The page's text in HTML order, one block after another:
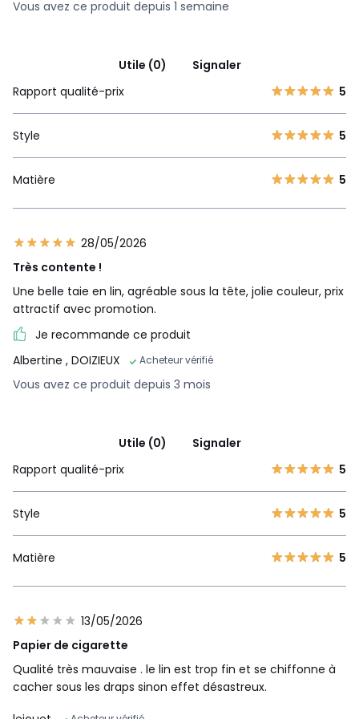
Vous avez ce produit depuis 1 semaine
Utile (0)
Signaler
Rapport qualité-prix
5
Style 5
Matière 5
28/05/2026
Très contente !
Une belle taie en lin, agréable sous la tête, jolie couleur, prix
attractif avec promotion.
Je recommande ce produit
Albertine , DOIZIEUX Acheteur vérifié
Vous avez ce produit depuis 3 mois
Utile (0)
Signaler
Rapport qualité-prix
5
Style 5
Matière 5
13/05/2026
Papier de cigarette
Qualité très mauvaise . le lin est trop fin et se chiffonne à
cacher sous les draps sinon effet désastreux.